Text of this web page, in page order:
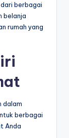
berbagai
belanja
rumah yang
dalam
berbagai
Anda